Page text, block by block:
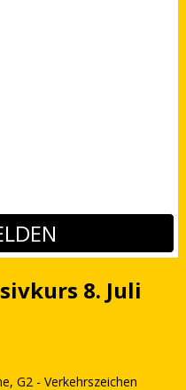
8. Juli
G2 - Verkehrszeichen